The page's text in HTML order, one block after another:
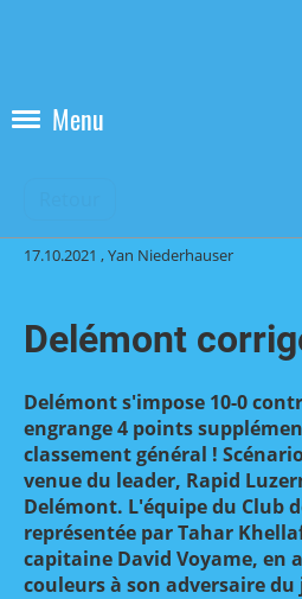
Menu
17.10.2021 , Yan Niederhauser
Delémont
Delémont s'impose 10-0
engrange 4 points
classement général !
venue du leader, Rapid
Delémont. L'équipe du Club
représentée par Tahar
capitaine David Voyame, en
couleurs à son adversaire du